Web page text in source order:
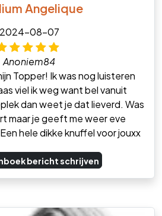
Angelique
2024-08-07
Anoniem84
Topper! Ik was nog luisteren
viel ik weg want bel vanuit
dan weet je dat lieverd. Was
maar je geeft me weer eve
hele dikke knuffel voor jouxx
bericht schrijven